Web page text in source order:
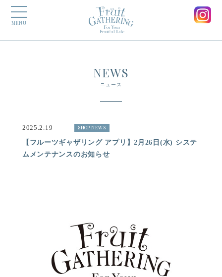
MENU
NEWS
ニュース
2025.2.19 SHOP NEWS
【フルーツギャザリング アプリ】2月26日(水) システ
ムメンテナンスのお知らせ